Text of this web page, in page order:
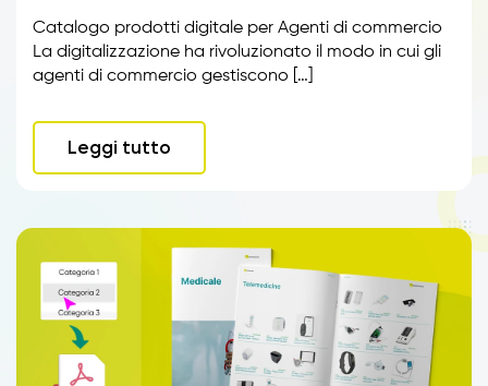
Catalogo prodotti digitale per Agenti di commercio
La digitalizzazione ha rivoluzionato il modo in cui gli
agenti di commercio gestiscono […]
Leggi tutto